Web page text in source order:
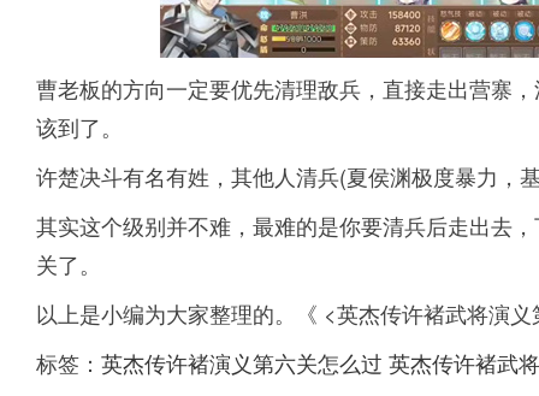
曹老板的方向一定要优先清理敌兵，直接走出营寨
该到了。
许楚决斗有名有姓，其他人清兵(夏侯渊极度暴力，
其实这个级别并不难，最难的是你要清兵后走出去
关了。
以上是小编为大家整理的。《 <英杰传许褚武将演
标签： 英杰传许褚演义第六关怎么过 英杰传许褚武